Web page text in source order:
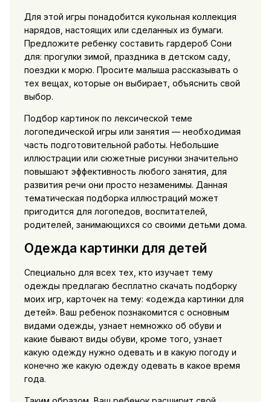
Для этой игры понадобится кукольная коллекция
нарядов, настоящих или сделанных из бумаги.
Предложите ребенку составить гардероб Сони
для: прогулки зимой, праздника в детском саду,
поездки к морю. Просите малыша рассказывать о
тех вещах, которые он выбирает, объяснить свой
выбор.
Подбор картинок по лексической теме
логопедической игры или занятия — необходимая
часть подготовительной работы. Небольшие
иллюстрации или сюжетные рисунки значительно
повышают эффективность любого занятия, для
развития речи они просто незаменимы. Данная
тематическая подборка иллюстраций может
пригодится для логопедов, воспитателей,
родителей, занимающихся со своими детьми дома.
Одежда картинки для детей
Специально для всех тех, кто изучает тему
одежды предлагаю бесплатно скачать подборку
моих игр, карточек на тему: «одежда картинки для
детей». Ваш ребенок познакомится с основным
видами одежды, узнает немножко об обуви и
какие бывают виды обуви, кроме того, узнает
какую одежду нужно одевать и в какую погоду и
конечно же какую одежду одевать в какое время
года.